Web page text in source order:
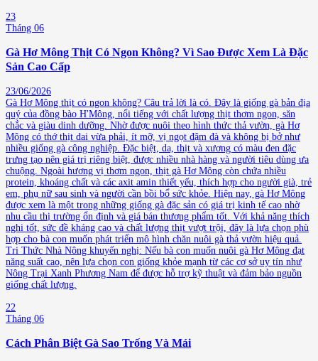
23
Tháng 06
Gà Hơ Mông Thịt Có Ngon Không? Vì Sao Được Xem Là Đặc
Sản Cao Cấp
23/06/2026
Gà Hơ Mông thịt có ngon không? Câu trả lời là có. Đây là giống gà bản địa
quý của đồng bào H'Mông, nổi tiếng với chất lượng thịt thơm ngon, săn
chắc và giàu dinh dưỡng. Nhờ được nuôi theo hình thức thả vườn, gà Hơ
Mông có thớ thịt dai vừa phải, ít mỡ, vị ngọt đậm đà và không bị bở như
nhiều giống gà công nghiệp. Đặc biệt, da, thịt và xương có màu đen đặc
trưng tạo nên giá trị riêng biệt, được nhiều nhà hàng và người tiêu dùng ưa
chuộng. Ngoài hương vị thơm ngon, thịt gà Hơ Mông còn chứa nhiều
protein, khoáng chất và các axit amin thiết yếu, thích hợp cho người già, trẻ
em, phụ nữ sau sinh và người cần bồi bổ sức khỏe. Hiện nay, gà Hơ Mông
được xem là một trong những giống gà đặc sản có giá trị kinh tế cao nhờ
nhu cầu thị trường ổn định và giá bán thương phẩm tốt. Với khả năng thích
nghi tốt, sức đề kháng cao và chất lượng thịt vượt trội, đây là lựa chọn phù
hợp cho bà con muốn phát triển mô hình chăn nuôi gà thả vườn hiệu quả.
Tri Thức Nhà Nông khuyến nghị: Nếu bà con muốn nuôi gà Hơ Mông đạt
năng suất cao, nên lựa chọn con giống khỏe mạnh từ các cơ sở uy tín như
Nông Trại Xanh Phương Nam để được hỗ trợ kỹ thuật và đảm bảo nguồn
giống chất lượng.
22
Tháng 06
Cách Phân Biệt Gà Sao Trống Và Mái